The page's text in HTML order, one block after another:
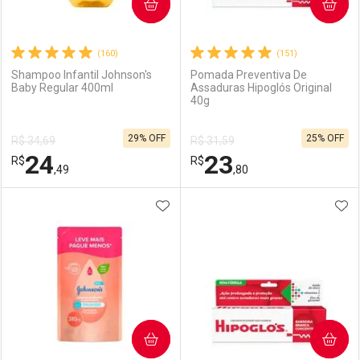
(160)
Shampoo Infantil Johnson's
Baby Regular 400ml
R$ 34,69
R$24,49
29% OFF
COMPRAR
Laboratório
Por Menos
(151)
Pomada Preventiva De
Assaduras Hipoglós Original
40g
R$ 31,59
R$23,80
25% OFF
COMPRAR
ADICIONAR AOS FAVORITOS
COMPRAR COMPRAR